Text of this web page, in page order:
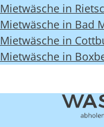
Mietwäsche in
Mietwäsche in Bad
Mietwäsche in
Mietwäsche in